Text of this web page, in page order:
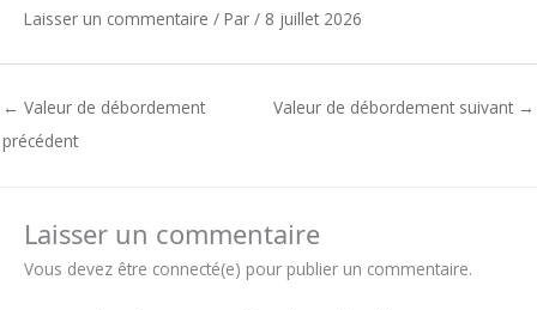
Laisser un commentaire / Par / 8 juillet 2026
← Valeur de débordement
précédent
Valeur de débordement suivant →
Laisser un commentaire
Vous devez être connecté(e) pour publier un commentaire.